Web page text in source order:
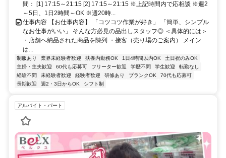
間： [1] 17:15～21:15 [2] 17:15～21:15 ※上記時間内で応相談 ※週2
～5日、1日2時間～OK ※週20時...
仕事内容 【お仕事内容】 「コツコツ作業が好き」 「簡単、シンプル
なお仕事がいい」 そんな方必見の品出しスタッフ◎ ＜具体的には＞
・店舗へ納品された商品を陳列 ・接客（売り場のご案内） メイン
は...
制服あり 業界未経験者歓迎 扶養内勤務OK 1日4時間以内OK
土日祝のみOK
主婦・主夫歓迎
60代も応募可 フリーター歓迎 学歴不問 学生歓迎
転勤なし
経験不問
未経験者歓迎 経験者歓迎 研修あり ブランクOK
70代も応募可
長期歓迎
週2・3日からOK シフト制
アルバイト・パート